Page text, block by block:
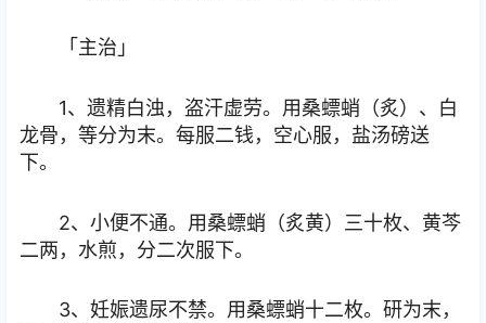
「主治」
1、遗精白浊，盗汗虚劳。用桑螵蛸（炙）、白
龙骨，等分为末。每服二钱，空心服，盐汤磅送
下。
2、小便不通。用桑螵蛸（炙黄）三十枚、黄芩
二两，水煎，分二次服下。
3、妊娠遗尿不禁。用桑螵蛸十二枚。研为末，